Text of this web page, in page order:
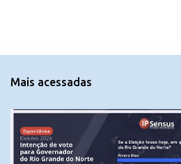
n
r
i
o
Mais acessadas